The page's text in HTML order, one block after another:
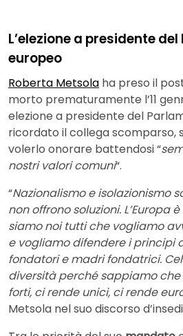
L’elezione a presidente
europeo
Roberta Metsola ha preso il
morto prematuramente l’11
elezione a presidente del
ricordato il collega scomparso,
volerlo onorare battendosi “
nostri valori comuni“.
“Nazionalismo e isolazionismo
non offrono soluzioni. L’Europa
siamo noi tutti che vogliamo
e vogliamo difendere i principi
fondatori e madri fondatrici.
diversità perché sappiamo
forti, ci rende unici, ci rende
Metsola nel suo discorso